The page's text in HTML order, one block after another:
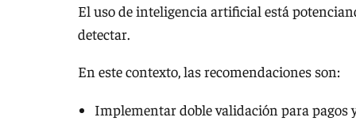
El uso de inteligencia artificial está
detectar.
En este contexto, las recomendaciones son:
Implementar doble validación para pagos